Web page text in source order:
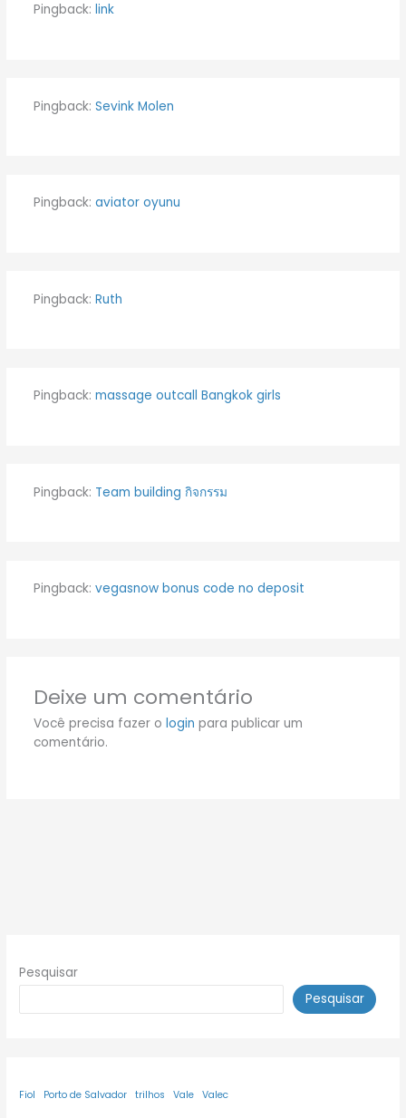
Pingback: link
Pingback: Sevink Molen
Pingback: aviator oyunu
Pingback: Ruth
Pingback: massage outcall Bangkok girls
Pingback: Team building กิจกรรม
Pingback: vegasnow bonus code no deposit
Deixe um comentário
Você precisa fazer o login para publicar um
comentário.
Pesquisar
Pesquisar
Fiol Porto de Salvador trilhos Vale Valec